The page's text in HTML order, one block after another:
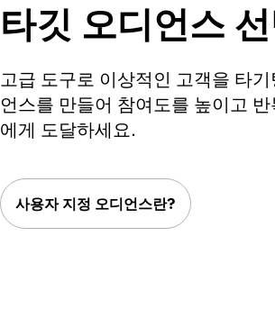
타깃 오디언스
고급 도구로 이상적인 고객을 타
언스를 만들어 참여도를 높이고
에게 도달하세요.
사용자 지정 오디언스란?